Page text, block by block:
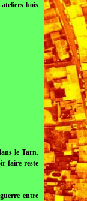
bois
le Tarn.
faire reste
entre